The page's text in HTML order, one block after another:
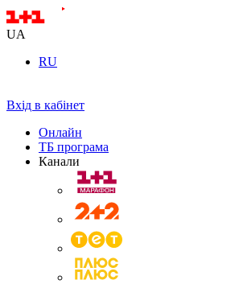
UA
RU
Вхід в кабінет
Онлайн
ТБ програма
Канали